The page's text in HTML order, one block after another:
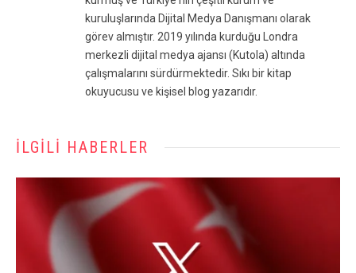
kuruluşlarında Dijital Medya Danışmanı olarak
görev almıştır. 2019 yılında kurduğu Londra
merkezli dijital medya ajansı (Kutola) altında
çalışmalarını sürdürmektedir. Sıkı bir kitap
okuyucusu ve kişisel blog yazarıdır.
İLGILI HABERLER